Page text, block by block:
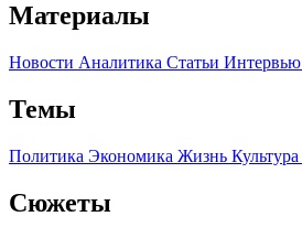
Материалы
Новости Аналитика Статьи Интервью
Темы
Политика Экономика Жизнь Культура
Сюжеты